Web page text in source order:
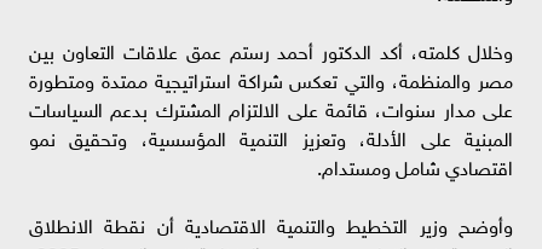
وخلال كلمته، أكد الدكتور أحمد رستم عمق علاقات التعاون بين
مصر والمنظمة، والتي تعكس شراكة استراتيجية ممتدة ومتطورة
على مدار سنوات، قائمة على الالتزام المشترك بدعم السياسات
المبنية على الأدلة، وتعزيز التنمية المؤسسية، وتحقيق نمو
اقتصادي شامل ومستدام.
وأوضح وزير التخطيط والتنمية الاقتصادية أن نقطة الانطلاق